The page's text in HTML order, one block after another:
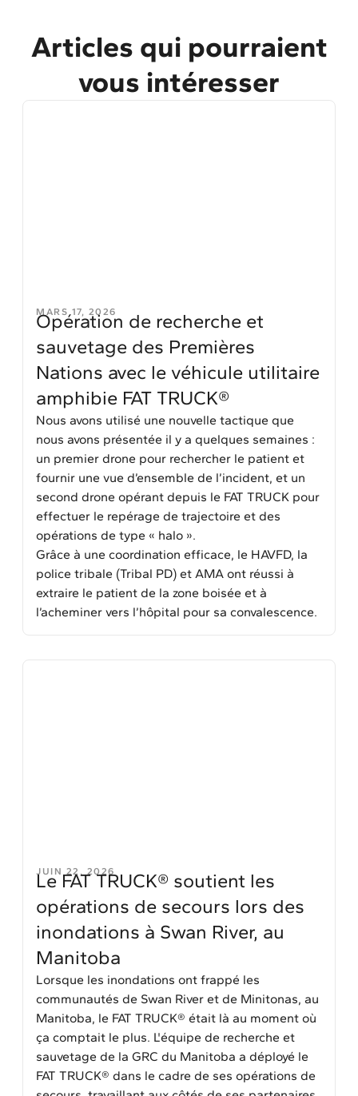
Articles qui pourraient
vous intéresser
MARS 17, 2026
Opération de recherche et
sauvetage des Premières
Nations avec le véhicule utilitaire
amphibie FAT TRUCK®
Nous avons utilisé une nouvelle tactique que
nous avons présentée il y a quelques semaines :
un premier drone pour rechercher le patient et
fournir une vue d’ensemble de l’incident, et un
second drone opérant depuis le FAT TRUCK pour
effectuer le repérage de trajectoire et des
opérations de type « halo ».
Grâce à une coordination efficace, le HAVFD, la
police tribale (Tribal PD) et AMA ont réussi à
extraire le patient de la zone boisée et à
l’acheminer vers l’hôpital pour sa convalescence.
JUIN 22, 2026
Le FAT TRUCK® soutient les
opérations de secours lors des
inondations à Swan River, au
Manitoba
Lorsque les inondations ont frappé les
communautés de Swan River et de Minitonas, au
Manitoba, le FAT TRUCK® était là au moment où
ça comptait le plus. L'équipe de recherche et
sauvetage de la GRC du Manitoba a déployé le
FAT TRUCK® dans le cadre de ses opérations de